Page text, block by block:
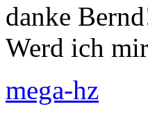
danke
Werd ich
mega-hz